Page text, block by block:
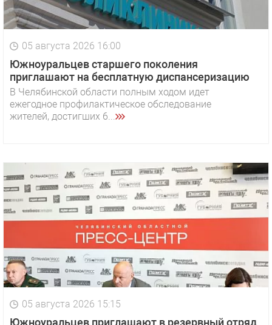
05 августа 2026 16:00
Южноуральцев старшего поколения
приглашают на бесплатную диспансеризацию
В Челябинской области полным ходом идет
ежегодное профилактическое обследование
жителей, достигших 6...
05 августа 2026 15:15
Южноуральцев приглашают в резервный отряд